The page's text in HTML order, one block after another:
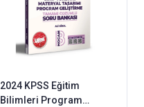
2024 KPSS Eğitim
Bilimleri Program